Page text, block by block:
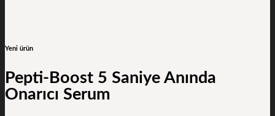
Yeni ürün
Pepti-Boost 5 Saniye Anında
Onarıcı Serum